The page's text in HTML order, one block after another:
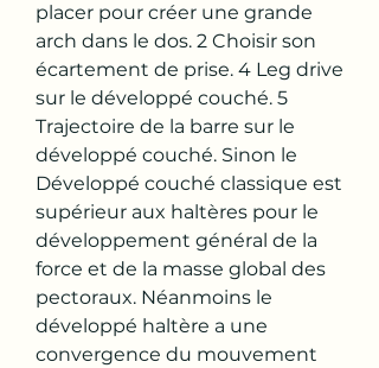
placer pour créer une grande
arch dans le dos. 2 Choisir son
écartement de prise. 4 Leg drive
sur le développé couché. 5
Trajectoire de la barre sur le
développé couché. Sinon le
Développé couché classique est
supérieur aux haltères pour le
développement général de la
force et de la masse global des
pectoraux. Néanmoins le
développé haltère a une
convergence du mouvement